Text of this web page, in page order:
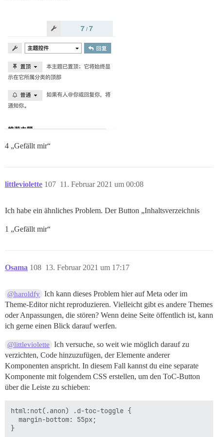
4 „Gefällt mir“
littleviolette 11. Februar 2021 um 00:08
107
Ich habe ein ähnliches Problem. Der Button „Inhaltsverzeichnis
1 „Gefällt mir“
Osama 13. Februar 2021 um 17:17
108
@haroldfy Ich kann dieses Problem hier auf Meta oder im
Theme-Editor nicht reproduzieren. Vielleicht gibt es andere Themes
oder Anpassungen, die stören? Wenn deine Seite öffentlich ist, kann
ich gerne einen Blick darauf werfen.
@littleviolette
Ich versuche, so weit wie möglich darauf zu
verzichten, Code hinzuzufügen, der Elemente anderer
Komponenten anspricht. In diesem Fall kannst du eine separate
Komponente mit folgendem CSS erstellen, um den ToC-Button
über die Leiste zu schieben:
html:not(.anon) .d-toc-toggle {
  margin-bottom: 55px;